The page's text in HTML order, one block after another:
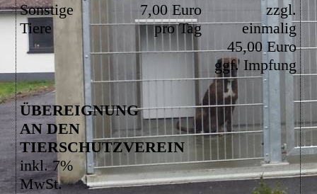
Sonstige
Tiere
7,00 Euro
pro Tag
zzgl.
einmalig
45,00 Euro
ggf. Impfung
ÜBEREIGNUNG
AN DEN
TIERSCHUTZVEREIN
inkl. 7%
MwSt.